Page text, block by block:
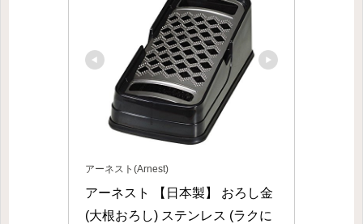
アーネスト(Arnest)
アーネスト 【日本製】 おろし金
(大根おろし) ステンレス (ラクに